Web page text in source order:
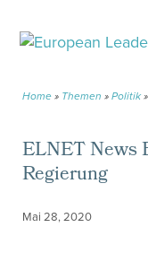
Home » Themen » Politik»
ELNET News
Regierung
Mai 28, 2020